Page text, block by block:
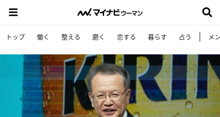
トップ 働く 整える 磨く 恋する 暮らす 占う メ